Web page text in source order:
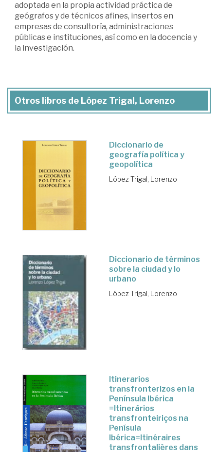
adoptada en la propia actividad práctica de
geógrafos y de técnicos afines, insertos en
empresas de consultoría, administraciones
públicas e instituciones, así como en la docencia y
la investigación.
Otros libros de López Trigal, Lorenzo
Diccionario de
geografía política y
geopolítica
López Trigal, Lorenzo
Diccionario de términos
sobre la ciudad y lo
urbano
López Trigal, Lorenzo
Itinerarios
transfronterizos en la
Península Ibérica
=Itinerários
transfronteiriços na
Penísula
Ibérica=Itinéraires
transfrontalières dans